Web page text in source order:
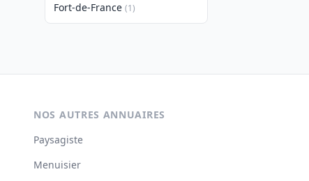
Fort-de-France (1)
NOS AUTRES ANNUAIRES
Paysagiste
Menuisier